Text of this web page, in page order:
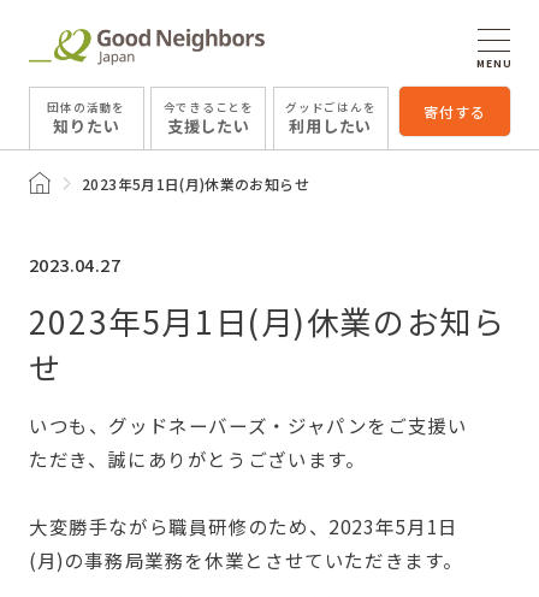
団体の活動を
知りたい
今できることを
支援したい
グッドごはんを
利用したい
寄付する
MENU
トップページ2023年5月1日(月)休業のお知らせ
2023.04.27
2023年5月1日(月)休業のお知ら
せ
いつも、グッドネーバーズ・ジャパンをご支援い
ただき、誠にありがとうございます。
大変勝手ながら職員研修のため、2023年5月1日
(月)の事務局業務を休業とさせていただきます。